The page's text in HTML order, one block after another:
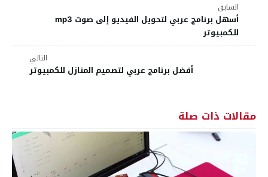
السابق
أسهل برنامج عربي لتحويل الفيديو إلى صوت mp3
للكمبيوتر
التالي
أفضل برنامج عربي لتصميم المنازل للكمبيوتر
مقالات ذات صلة